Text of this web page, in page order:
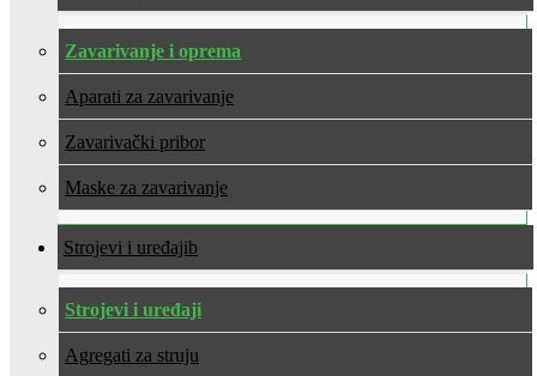
Zavarivanje i oprema
Aparati za zavarivanje
Zavarivački pribor
Maske za zavarivanje
Strojevi i uređaji
Strojevi i uređaji
Agregati za struju